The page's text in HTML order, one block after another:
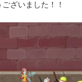
ざいました！！